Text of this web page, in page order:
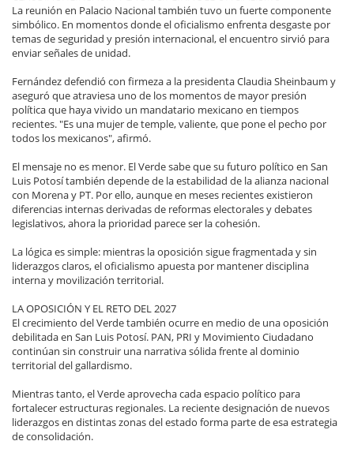
La reunión en Palacio Nacional también tuvo un fuerte componente
simbólico. En momentos donde el oficialismo enfrenta desgaste por
temas de seguridad y presión internacional, el encuentro sirvió para
enviar señales de unidad.
Fernández defendió con firmeza a la presidenta Claudia Sheinbaum y
aseguró que atraviesa uno de los momentos de mayor presión
política que haya vivido un mandatario mexicano en tiempos
recientes. "Es una mujer de temple, valiente, que pone el pecho por
todos los mexicanos", afirmó.
El mensaje no es menor. El Verde sabe que su futuro político en San
Luis Potosí también depende de la estabilidad de la alianza nacional
con Morena y PT. Por ello, aunque en meses recientes existieron
diferencias internas derivadas de reformas electorales y debates
legislativos, ahora la prioridad parece ser la cohesión.
La lógica es simple: mientras la oposición sigue fragmentada y sin
liderazgos claros, el oficialismo apuesta por mantener disciplina
interna y movilización territorial.
LA OPOSICIÓN Y EL RETO DEL 2027
El crecimiento del Verde también ocurre en medio de una oposición
debilitada en San Luis Potosí. PAN, PRI y Movimiento Ciudadano
continúan sin construir una narrativa sólida frente al dominio
territorial del gallardismo.
Mientras tanto, el Verde aprovecha cada espacio político para
fortalecer estructuras regionales. La reciente designación de nuevos
liderazgos en distintas zonas del estado forma parte de esa estrategia
de consolidación.